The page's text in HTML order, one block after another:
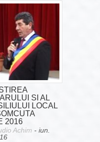
SI AL
LOCAL
2016
Achim - iun.